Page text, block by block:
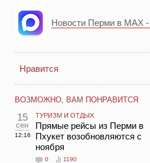
Новости Перми в MAX
Нравится
ВОЗМОЖНО, ВАМ ПОНРАВИТСЯ
15
сен
12:16
ТУРИЗМ И ОТДЫХ
Прямые рейсы из Перми в
Пхукет возобновляются с
ноября
0 1190